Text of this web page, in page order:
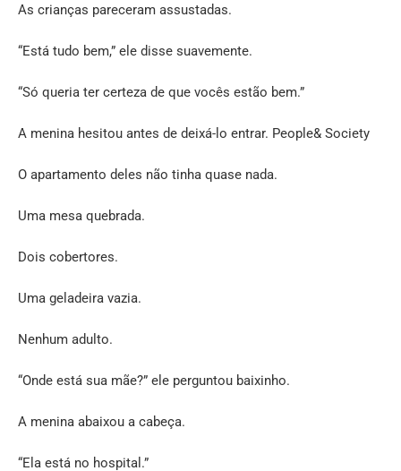
As crianças pareceram assustadas.
“Está tudo bem,” ele disse suavemente.
“Só queria ter certeza de que vocês estão bem.”
A menina hesitou antes de deixá-lo entrar. People& Society
O apartamento deles não tinha quase nada.
Uma mesa quebrada.
Dois cobertores.
Uma geladeira vazia.
Nenhum adulto.
“Onde está sua mãe?” ele perguntou baixinho.
A menina abaixou a cabeça.
“Ela está no hospital.”